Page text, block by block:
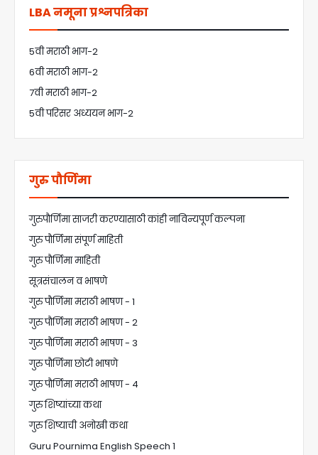
LBA नमूना प्रश्नपत्रिका
5वी मराठी भाग-2
6वी मराठी भाग-2
7वी मराठी भाग-2
5वी परिसर अध्ययन भाग-2
गुरु पौर्णिमा
गुरुपौर्णिमा साजरी करण्यासाठी कांही नाविन्यपूर्ण कल्पना
गुरु पौर्णिमा संपूर्ण माहिती
गुरु पौर्णिमा माहिती
सूत्रसंचालन व भाषणे
गुरु पौर्णिमा मराठी भाषण - 1
गुरु पौर्णिमा मराठी भाषण - 2
गुरु पौर्णिमा मराठी भाषण - 3
गुरु पौर्णिमा छोटी भाषणे
गुरु पौर्णिमा मराठी भाषण - 4
गुरु शिष्यांच्या कथा
गुरु शिष्याची अनोखी कथा
Guru Pournima English Speech 1